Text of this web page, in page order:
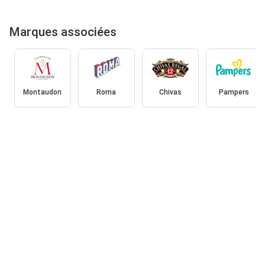
Marques associées
Montaudon Roma Chivas Pampers